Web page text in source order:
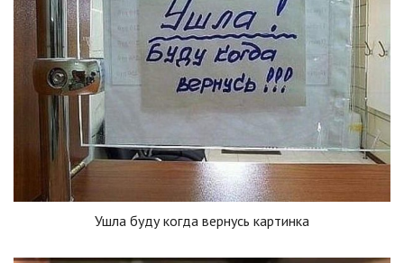
Ушла буду когда вернусь картинка